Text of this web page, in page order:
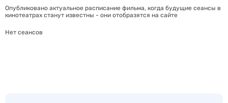
Опубликовано актуальное расписание фильма, когда будущие сеансы в
кинотеатрах станут известны - они отобразятся на сайте
Нет сеансов